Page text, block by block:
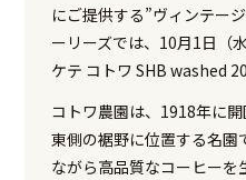
にご提供する”ヴィンテー
ーリーズでは、10月1日（
ケテ コトワ SHB washed
コトワ農園は、1918年に
東側の裾野に位置する名園
ながら高品質なコーヒー